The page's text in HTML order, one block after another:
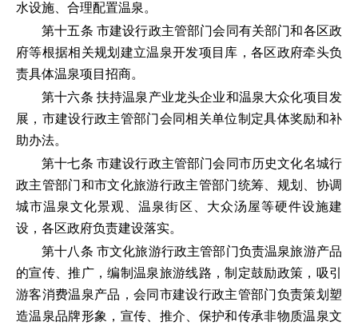
水设施、合理配置温泉。
第十五条 市建设行政主管部门会同有关部门和各区政
府等根据相关规划建立温泉开发项目库，各区政府牵头负
责具体温泉项目招商。
第十六条 扶持温泉产业龙头企业和温泉大众化项目发
展，市建设行政主管部门会同相关单位制定具体奖励和补
助办法。
第十七条 市建设行政主管部门会同市历史文化名城行
政主管部门和市文化旅游行政主管部门统筹、规划、协调
城市温泉文化景观、温泉街区、大众汤屋等硬件设施建
设，各区政府负责建设落实。
第十八条 市文化旅游行政主管部门负责温泉旅游产品
的宣传、推广，编制温泉旅游线路，制定鼓励政策，吸引
游客消费温泉产品，会同市建设行政主管部门负责策划塑
造温泉品牌形象，宣传、推介、保护和传承非物质温泉文